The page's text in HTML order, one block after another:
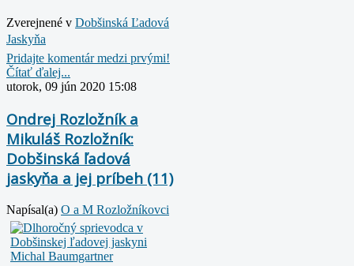
Zverejnené v Dobšinská Ľadová
Jaskyňa
Pridajte komentár medzi prvými!
Čítať ďalej...
utorok, 09 jún 2020 15:08
Ondrej Rozložník a
Mikuláš Rozložník:
Dobšinská ľadová
jaskyňa a jej príbeh (11)
Napísal(a) O a M Rozložníkovci